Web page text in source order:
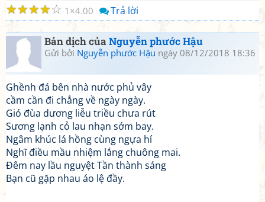
☆
☆
☆
☆
☆ 1 4.00 Trả lời
Bản dịch củaNguyễn phước Hậu
Gửi bởi Nguyễn phước Hậu ngày 08/12/2018 18:36
Ghềnh đá bên nhà nước phủ vây
cầm cần đi chẳng về ngày ngày.
Gió đùa dương liễu triều chưa rút
Sương lạnh cỏ lau nhạn sớm bay.
Ngâm khúc lá hồng cùng ngựa hí
Nghĩ điều mầu nhiệm lắng chuông mai.
Đêm nay lầu nguyệt Tần thành sáng
Bạn cũ gặp nhau áo lệ đầy.